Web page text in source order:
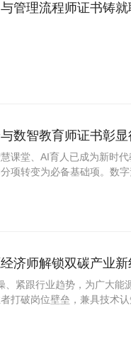
管理流程师证书铸
数智教育师证书彰
课堂、AI育人已成为新时
项转变为必备基础项。数
济师解锁双碳产业新
紧跟行业趋势，为广大能
打破岗位壁垒，兼具技术